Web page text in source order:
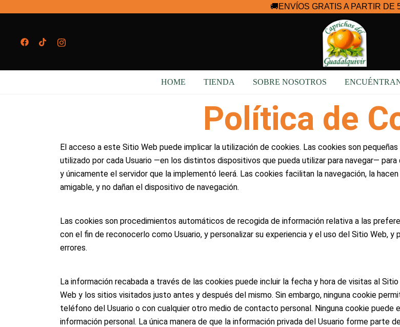
🚚ENVÍOS GRATIS A PARTIR DE
Caprichos del
Mermeladas
HOME TIENDA SOBRE NOSOTROS
Política de
El acceso a este Sitio Web puede implicar la utilización de cookies. Las cookies son
utilizado por cada Usuario —en los distintos dispositivos que pueda utilizar para navegar—
y únicamente el servidor que la implementó leerá. Las cookies facilitan la navegación, la hacen
amigable, y no dañan el dispositivo de navegación.
Las cookies son procedimientos automáticos de recogida de información relativa a las
con el fin de reconocerlo como Usuario, y personalizar su experiencia y el uso del Sitio Web,
errores.
La información recabada a través de las cookies puede incluir la fecha y hora de visitas al
Web y los sitios visitados justo antes y después del mismo. Sin embargo, ninguna cookie
teléfono del Usuario o con cualquier otro medio de contacto personal. Ninguna cookie puede
información personal. La única manera de que la información privada del Usuario forme parte